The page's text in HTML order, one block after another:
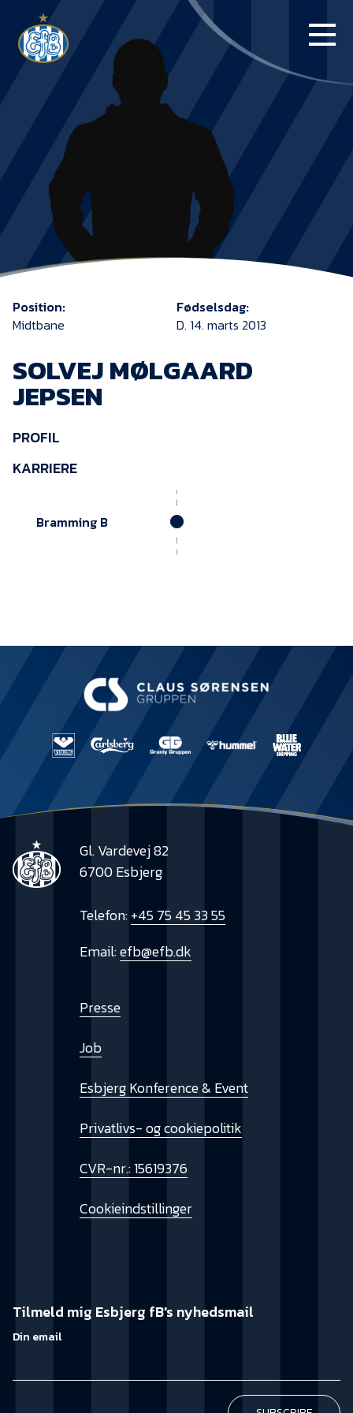
FORSIDE
KAMPE
STILLING
BILLETTER
HERREHOLDET
KAMPDAG PÅ
BLUE WATER
ARENA
KVINDEHOLDET
EfB Akademi
Sydvestjysk Fodbold
Kontakt
Job i EfB
Presse
Position:
Midtbane
Fødselsdag:
D. 14. marts 2013
SOLVEJ MØLGAARD
JEPSEN
PROFIL
KARRIERE
Bramming B
Gl. Vardevej 82
6700 Esbjerg
Telefon:+45 75 45 33 55
Email:efb@efb.dk
Presse
Job
Esbjerg Konference & Event
Privatlivs- og cookiepolitik
CVR-nr.: 15619376
Cookieindstillinger
Tilmeld mig Esbjerg fB's nyhedsmail
Din email